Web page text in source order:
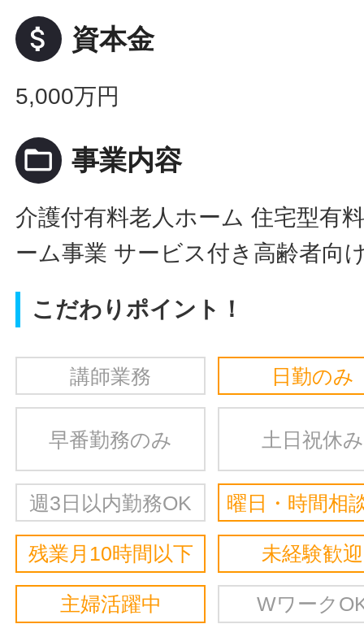
attach_money 資本金
5,000万円
folder_open 事業内容
介護付有料老人ホーム 住宅型有
ーム事業 サービス付き高齢者向
こだわりポイント！
講師業務 日勤のみ
早番勤務のみ 土日祝休み
週3日以内勤務OK 曜日・時間相
残業月10時間以下 未経験歓迎
主婦活躍中 Wワーク